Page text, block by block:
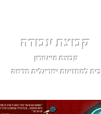
קבוצת עבודה
קבוצת תיאטרון
בית למחזאות ישראלית חדשה